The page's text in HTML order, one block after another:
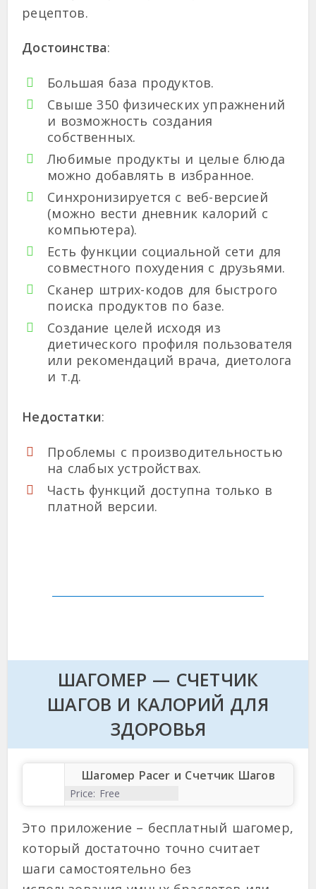
рецептов.
Достоинства:
Большая база продуктов.
Свыше 350 физических упражнений
и возможность создания
собственных.
Любимые продукты и целые блюда
можно добавлять в избранное.
Синхронизируется с веб-версией
(можно вести дневник калорий с
компьютера).
Есть функции социальной сети для
совместного похудения с друзьями.
Сканер штрих-кодов для быстрого
поиска продуктов по базе.
Создание целей исходя из
диетического профиля пользователя
или рекомендаций врача, диетолога
и т.д.
Недостатки:
Проблемы с производительностью
на слабых устройствах.
Часть функций доступна только в
платной версии.
ШАГОМЕР — СЧЕТЧИК
ШАГОВ И КАЛОРИЙ ДЛЯ
ЗДОРОВЬЯ
Шагомер Pacer и Счетчик Шагов
Price: Free
Это приложение – бесплатный шагомер,
который достаточно точно считает
шаги самостоятельно без